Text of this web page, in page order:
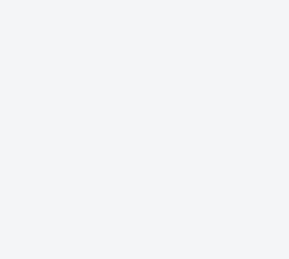
dzīvotspēju.
sterilus apstākļus. Lai nodrošinātu šīs
terapeitiskajam pielietojumam ir
ir būvēta un aprīkota pēc